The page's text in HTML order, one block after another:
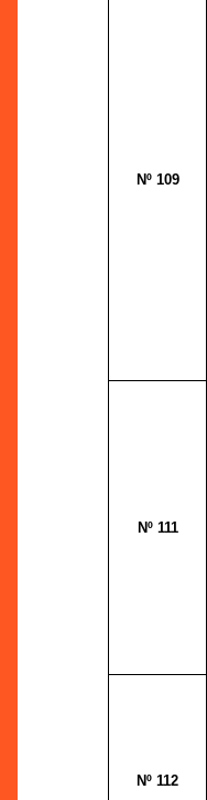
Nº 109
Nº 111
Nº 112